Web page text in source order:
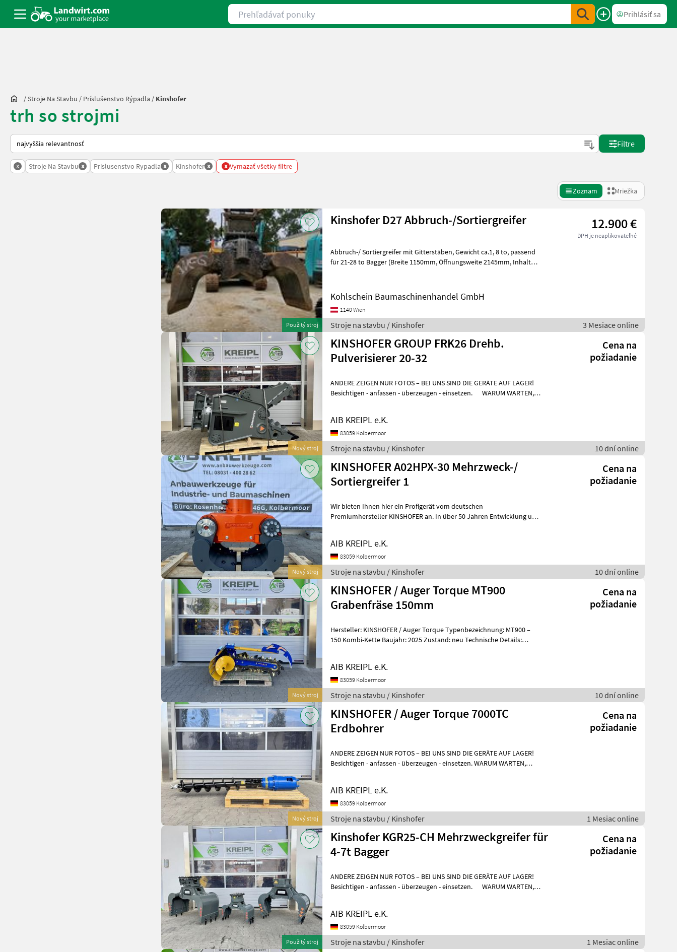
Prehľadávať ponuky
Prihlásiť sa
/Stroje Na Stavbu / Príslušenstvo Rýpadla / Kinshofer
trh so strojmi
Takto sa vykonáva triedenie na Landwirt.com
Filtre
x Stroje Na Stavbu x Prislusenstvo Rypadla x Kinshofer x x Vymazať všetky filtre
Zoznam Mriežka
Použitý stroj
Kinshofer D27 Abbruch-/Sortiergreifer 12.900 €
DPH je neaplikovateľné
Abbruch-/ Sortiergreifer mit Gitterstäben, Gewicht ca.1, 8 to, passend
für 21-28 to Bagger (Breite 1150mm, Öffnungsweite 2145mm, Inhalt
Kohlschein Baumaschinenhandel GmbH
1140 Wien
Stroje na stavbu / Kinshofer 3 Mesiace online
Nový stroj
KINSHOFER GROUP FRK26 Drehb.
Pulverisierer 20-32
Cena na
požiadanie
ANDERE ZEIGEN NUR FOTOS – BEI UNS SIND DIE GERÄTE AUF LAGER!
Besichtigen - anfassen - überzeugen - einsetzen. WARUM WARTEN,
AIB KREIPL e.K.
83059 Kolbermoor
Stroje na stavbu / Kinshofer 10 dní online
Nový stroj
KINSHOFER A02HPX-30 Mehrzweck-/
Sortiergreifer 1
Cena na
požiadanie
Wir bieten Ihnen hier ein Profigerät vom deutschen
Premiumhersteller KINSHOFER an. In über 50 Jahren Entwicklung und
AIB KREIPL e.K.
83059 Kolbermoor
Stroje na stavbu / Kinshofer 10 dní online
Nový stroj
KINSHOFER / Auger Torque MT900
Grabenfräse 150mm
Cena na
požiadanie
Hersteller: KINSHOFER / Auger Torque Typenbezeichnung: MT900 –
150 Kombi-Kette Baujahr: 2025 Zustand: neu Technische Details:
AIB KREIPL e.K.
83059 Kolbermoor
Stroje na stavbu / Kinshofer 10 dní online
Nový stroj
KINSHOFER / Auger Torque 7000TC
Erdbohrer
Cena na
požiadanie
ANDERE ZEIGEN NUR FOTOS – BEI UNS SIND DIE GERÄTE AUF LAGER!
Besichtigen - anfassen - überzeugen - einsetzen. WARUM WARTEN,
AIB KREIPL e.K.
83059 Kolbermoor
Stroje na stavbu / Kinshofer 1 Mesiac online
Použitý stroj
Kinshofer KGR25-CH Mehrzweckgreifer für
4-7t Bagger
Cena na
požiadanie
ANDERE ZEIGEN NUR FOTOS – BEI UNS SIND DIE GERÄTE AUF LAGER!
Besichtigen - anfassen - überzeugen - einsetzen. WARUM WARTEN,
AIB KREIPL e.K.
83059 Kolbermoor
Stroje na stavbu / Kinshofer 1 Mesiac online